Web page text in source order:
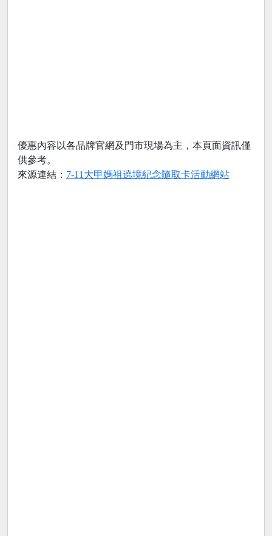
優惠內容以各品牌官網及門市現場為主，本頁面資訊僅
供參考。
來源連結： 7-11大甲媽祖遶境紀念隨取卡活動網站